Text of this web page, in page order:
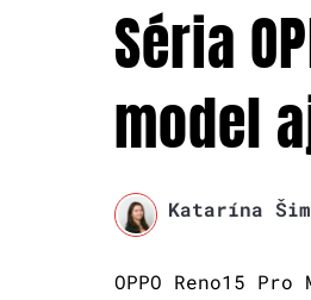
Séria
model
Katarína
OPPO Reno15